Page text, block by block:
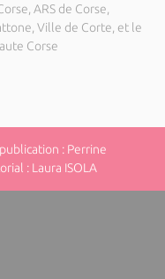
ARS de Corse,
Ville de Corte, et le
Corse
: Perrine
: Laura ISOLA